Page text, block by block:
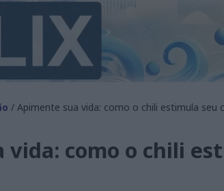
/ Apimente sua vida: como o chili estimula seu
como o chili